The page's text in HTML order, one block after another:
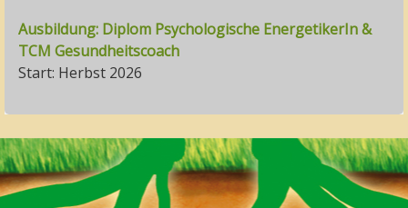
Ausbildung: Diplom Psychologische EnergetikerIn &
TCM Gesundheitscoach
Start: Herbst 2026